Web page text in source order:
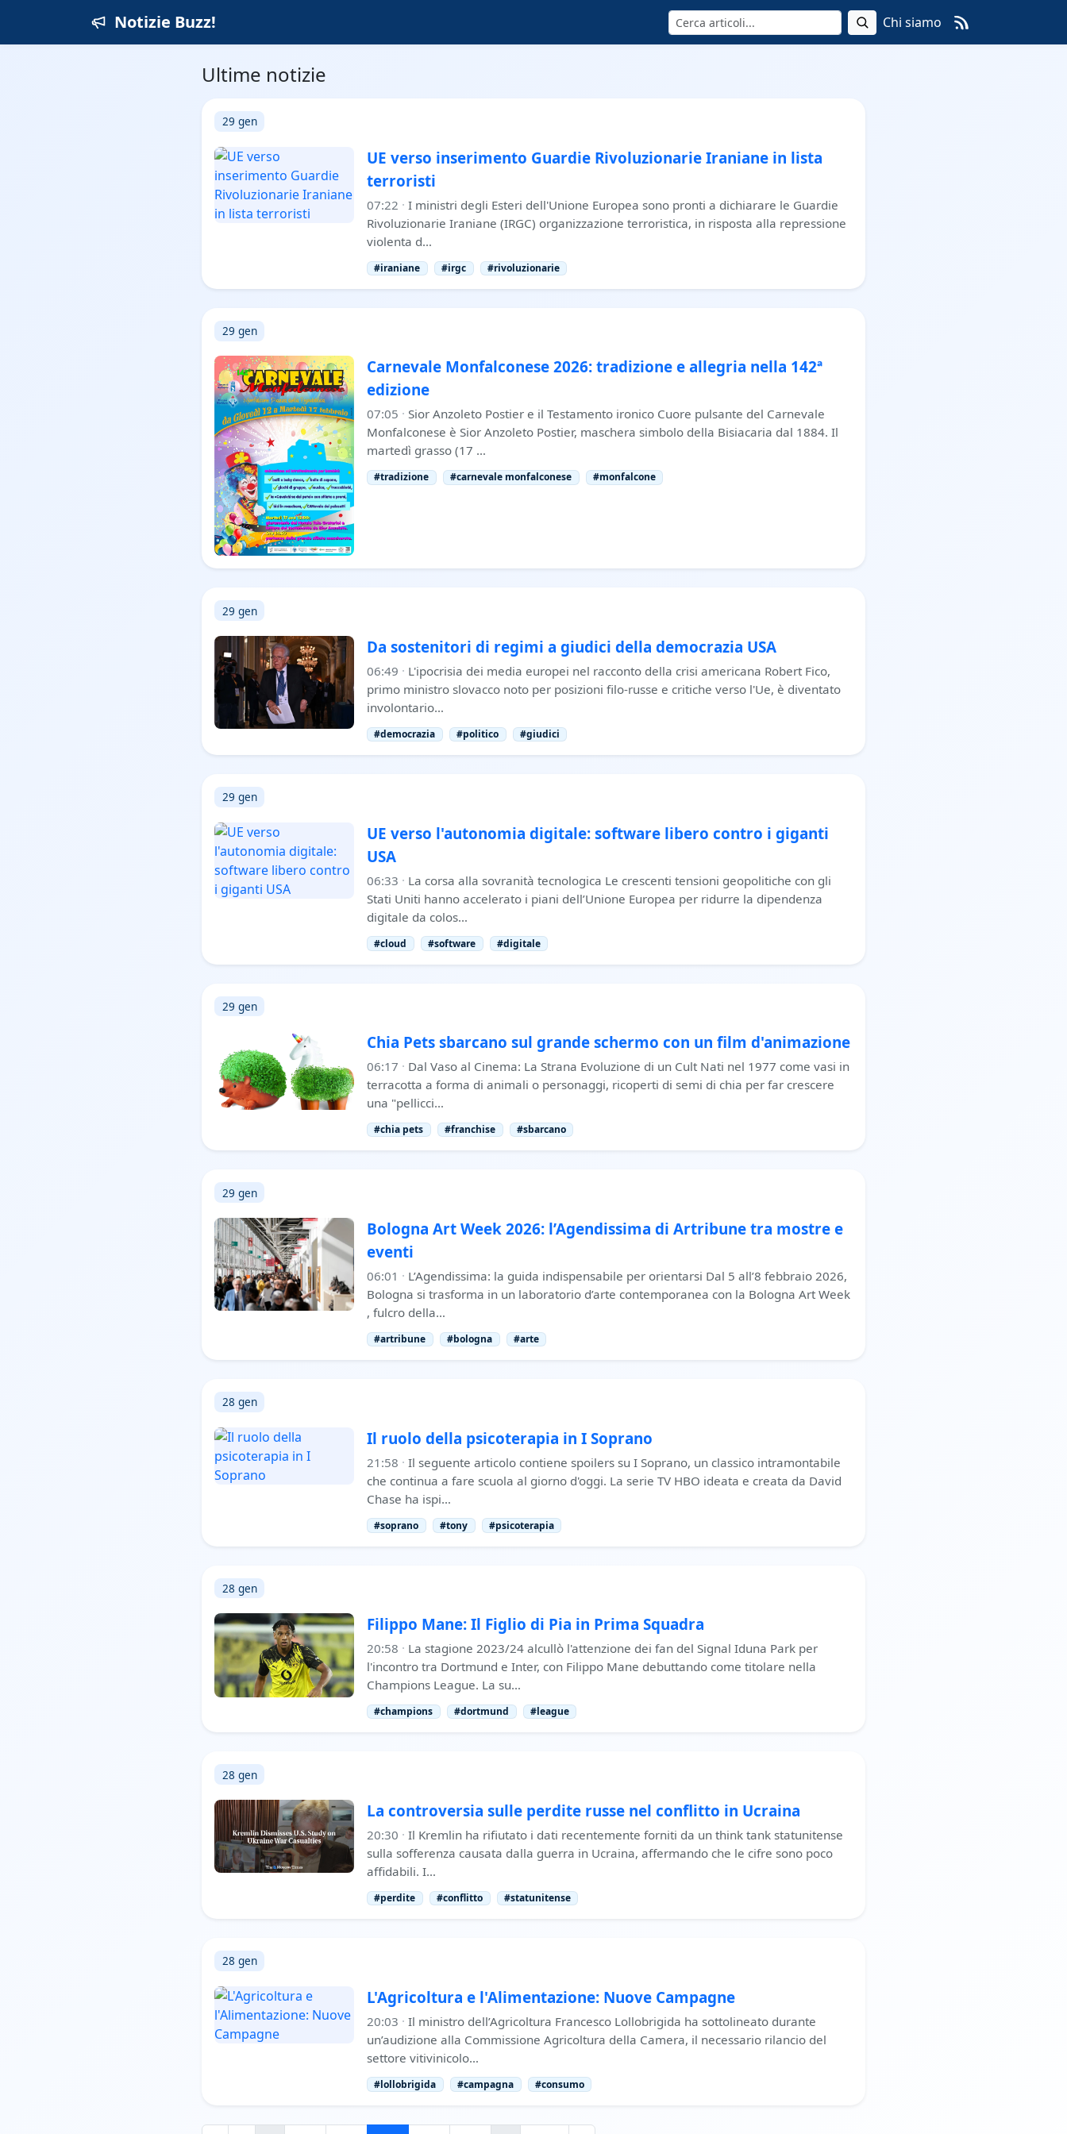
Notizie Buzz! Cerca Chi siamo
Ultime notizie
29 gen
UE verso inserimento Guardie Rivoluzionarie Iraniane in lista
terroristi
07:22 · I ministri degli Esteri dell'Unione Europea sono pronti a dichiarare le Guardie
Rivoluzionarie Iraniane (IRGC) organizzazione terroristica, in risposta alla repressione
violenta d…
#iraniane #irgc #rivoluzionarie
29 gen
Carnevale Monfalconese 2026: tradizione e allegria nella 142ª
edizione
07:05 · Sior Anzoleto Postier e il Testamento ironico Cuore pulsante del Carnevale
Monfalconese è Sior Anzoleto Postier, maschera simbolo della Bisiacaria dal 1884. Il
martedì grasso (17 …
#tradizione #carnevale monfalconese #monfalcone
29 gen
Da sostenitori di regimi a giudici della democrazia USA
06:49 · L'ipocrisia dei media europei nel racconto della crisi americana Robert Fico,
primo ministro slovacco noto per posizioni filo-russe e critiche verso l'Ue, è diventato
involontario…
#democrazia #politico #giudici
29 gen
UE verso l'autonomia digitale: software libero contro i giganti
USA
06:33 · La corsa alla sovranità tecnologica Le crescenti tensioni geopolitiche con gli
Stati Uniti hanno accelerato i piani dell’Unione Europea per ridurre la dipendenza
digitale da colos…
#cloud #software #digitale
29 gen
Chia Pets sbarcano sul grande schermo con un film d'animazione
06:17 · Dal Vaso al Cinema: La Strana Evoluzione di un Cult Nati nel 1977 come vasi in
terracotta a forma di animali o personaggi, ricoperti di semi di chia per far crescere
una "pellicci…
#chia pets #franchise #sbarcano
29 gen
Bologna Art Week 2026: l’Agendissima di Artribune tra mostre e
eventi
06:01 · L’Agendissima: la guida indispensabile per orientarsi Dal 5 all’8 febbraio 2026,
Bologna si trasforma in un laboratorio d’arte contemporanea con la Bologna Art Week
, fulcro della…
#artribune #bologna #arte
28 gen
Il ruolo della psicoterapia in I Soprano
21:58 · Il seguente articolo contiene spoilers su I Soprano, un classico intramontabile
che continua a fare scuola al giorno d'oggi. La serie TV HBO ideata e creata da David
Chase ha ispi…
#soprano #tony #psicoterapia
28 gen
Filippo Mane: Il Figlio di Pia in Prima Squadra
20:58 · La stagione 2023/24 alcullò l'attenzione dei fan del Signal Iduna Park per
l'incontro tra Dortmund e Inter, con Filippo Mane debuttando come titolare nella
Champions League. La su…
#champions #dortmund #league
28 gen
La controversia sulle perdite russe nel conflitto in Ucraina
20:30 · Il Kremlin ha rifiutato i dati recentemente forniti da un think tank statunitense
sulla sofferenza causata dalla guerra in Ucraina, affermando che le cifre sono poco
affidabili. I…
#perdite #conflitto #statunitense
28 gen
L'Agricoltura e l'Alimentazione: Nuove Campagne
20:03 · Il ministro dell’Agricoltura Francesco Lollobrigida ha sottolineato durante
un’audizione alla Commissione Agricoltura della Camera, il necessario rilancio del
settore vitivinicolo…
#lollobrigida #campagna #consumo